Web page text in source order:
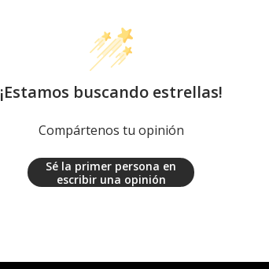
¡Estamos buscando estrellas!
Compártenos tu opinión
Sé la primer persona en
escribir una opinión